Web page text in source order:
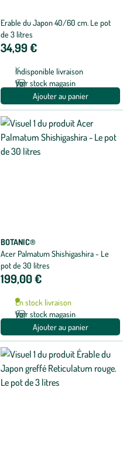
Erable du Japon 40/60 cm. Le pot
de 3 litres
34,99 €
Indisponible livraison
Voir stock magasin
Ajouter au panier
BOTANIC®
Acer Palmatum Shishigashira - Le
pot de 30 litres
199,00 €
En stock livraison
Voir stock magasin
Ajouter au panier